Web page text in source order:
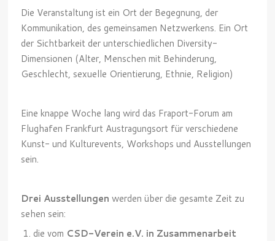
Die Veranstaltung ist ein Ort der Begegnung, der
Kommunikation, des gemeinsamen Netzwerkens. Ein Ort
der Sichtbarkeit der unterschiedlichen Diversity-
Dimensionen (Alter, Menschen mit Behinderung,
Geschlecht, sexuelle Orientierung, Ethnie, Religion)
Eine knappe Woche lang wird das Fraport-Forum am
Flughafen Frankfurt Austragungsort für verschiedene
Kunst- und Kulturevents, Workshops und Ausstellungen
sein.
Drei Ausstellungen werden über die gesamte Zeit zu
sehen sein:
die vom CSD-Verein e.V. in Zusammenarbeit